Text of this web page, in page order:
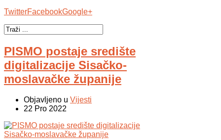
TwitterFacebookGoogle+
PISMO postaje središte
digitalizacije Sisačko-
moslavačke županije
Objavljeno u Vijesti
22 Pro 2022